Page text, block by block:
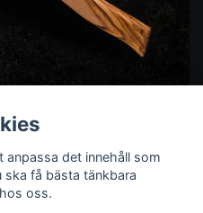
korgen
det innehåll som
få bästa tänkbara
oss.